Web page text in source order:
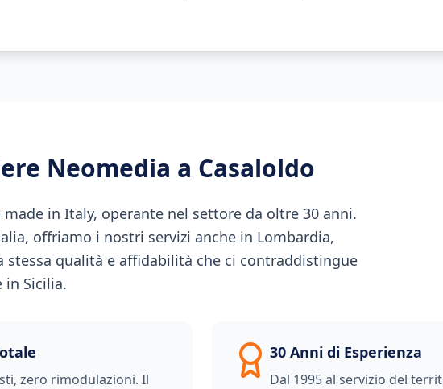
Neomedia a Casaloldo
made in Italy, operante nel settore da oltre 30 anni.
offriamo i nostri servizi anche in Lombardia,
stessa qualità e affidabilità che ci contraddistingue
in Sicilia.
zero rimodulazioni. Il
30 Anni di Esperienza
Dal 1995 al servizio del